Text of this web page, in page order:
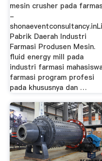
mesin crusher pada
-
Pabrik Daerah Industri
Farmasi Produsen Mesin.
fluid energy mill pada
industri farmasi
farmasi program profesi
pada khususnya dan …